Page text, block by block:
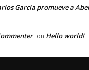
García promueve a
on Hello world!